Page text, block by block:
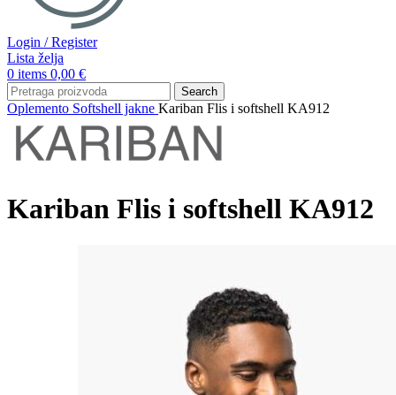
Login / Register
Lista želja
0 items 0,00 €
Search
Oplemento Softshell jakne Kariban Flis i softshell KA912
Kariban Flis i softshell KA912